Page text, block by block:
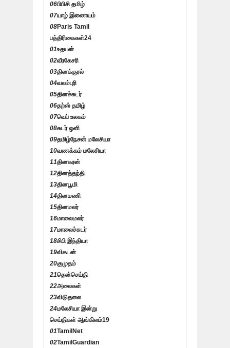
06பிபிசி தமிழ்
07யாழ் இணையம்
08Paris Tamil
பத்திரிகைகள்24
01உதயன்
02வீரகேசரி
03தினக்குரல்
04வலம்புரி
05தினச்சுடர்
06தற்ஸ் தமிழ்
07வெப் உலகம்
08சுடர் ஒளி
09தமிழ்நேசன் மலேசியா
10வணக்கம் மலேசியா
11தினகரன்
12தினத்தந்தி
13தினபூமி
14தினமணி
15தினமலர்
16மாலைமலர்
17மாலைச்சுடர்
18சிபி இந்தியா
19விகடன்
20குமுதம்
21தென்செய்தி
22அலைகள்
23விடுதலை
24மலேசியா இன்று
செய்திகள் ஆங்கிலம்19
01TamilNet
02TamilGuardian